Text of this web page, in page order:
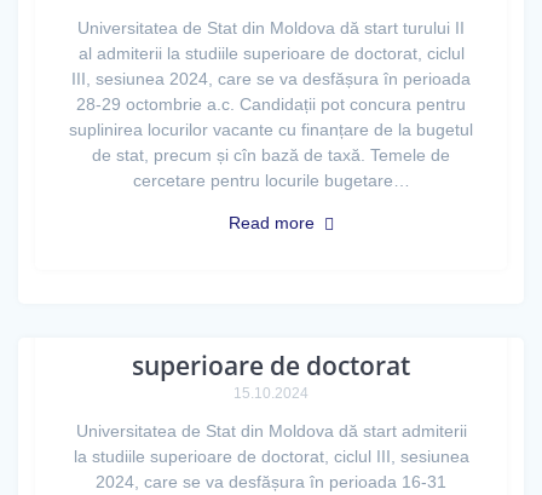
Universitatea de Stat din Moldova dă start turului II
al admiterii la studiile superioare de doctorat, ciclul
III, sesiunea 2024, care se va desfășura în perioada
28-29 octombrie a.c. Candidații pot concura pentru
suplinirea locurilor vacante cu finanțare de la bugetul
de stat, precum și cîn bază de taxă. Temele de
cercetare pentru locurile bugetare…
Read more
superioare de doctorat
15.10.2024
Universitatea de Stat din Moldova dă start admiterii
la studiile superioare de doctorat, ciclul III, sesiunea
2024, care se va desfășura în perioada 16-31